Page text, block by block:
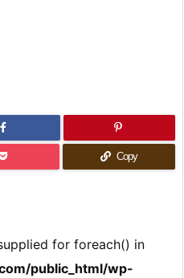
Copy
for foreach() in
public_html/wp-